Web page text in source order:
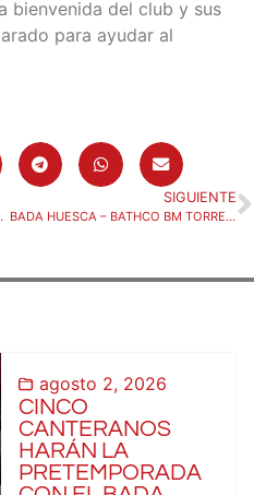
bienvenida del club y sus
para ayudar al
TEIXEIRA
SIGUIENTE
BADA HUESCA – BATHCO BM TORRELAVEGA (SÁBADO 12/10, 20:30)
agosto 2, 2026
CINCO
CANTERANOS
HARÁN LA
PRETEMPORADA